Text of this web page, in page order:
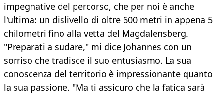
impegnative del percorso, che per noi è anche
l'ultima: un dislivello di oltre 600 metri in appena 5
chilometri fino alla vetta del Magdalensberg.
"Preparati a sudare," mi dice Johannes con un
sorriso che tradisce il suo entusiasmo. La sua
conoscenza del territorio è impressionante quanto
la sua passione. "Ma ti assicuro che la fatica sarà